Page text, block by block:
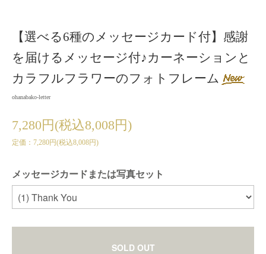
【選べる6種のメッセージカード付】感謝
を届けるメッセージ付♪カーネーションと
カラフルフラワーのフォトフレーム
ohanabako-letter
7,280円(税込8,008円)
定価：7,280円(税込8,008円)
メッセージカードまたは写真セット
SOLD OUT